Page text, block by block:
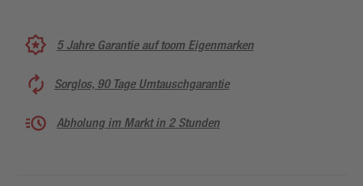
5 Jahre Garantie auf toom Eigenmarken
Sorglos, 90 Tage Umtauschgarantie
Abholung im Markt in 2 Stunden